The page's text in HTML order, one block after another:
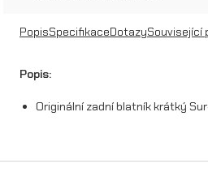
á
t
ý
PopisSpecifikaceDotazySouvisející
Popis:
Originální zadní blatník krátký